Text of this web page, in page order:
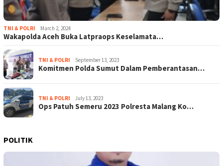
TNI & POLRI March 2, 2024
Wakapolda Aceh Buka Latpraops Keselamata…
TNI & POLRI September 13, 2023
Komitmen Polda Sumut Dalam Pemberantasan…
TNI & POLRI July 13, 2023
Ops Patuh Semeru 2023 Polresta Malang Ko…
POLITIK